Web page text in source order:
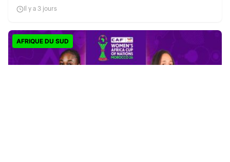
Il y a 3 jours
AFRIQUE DU SUD